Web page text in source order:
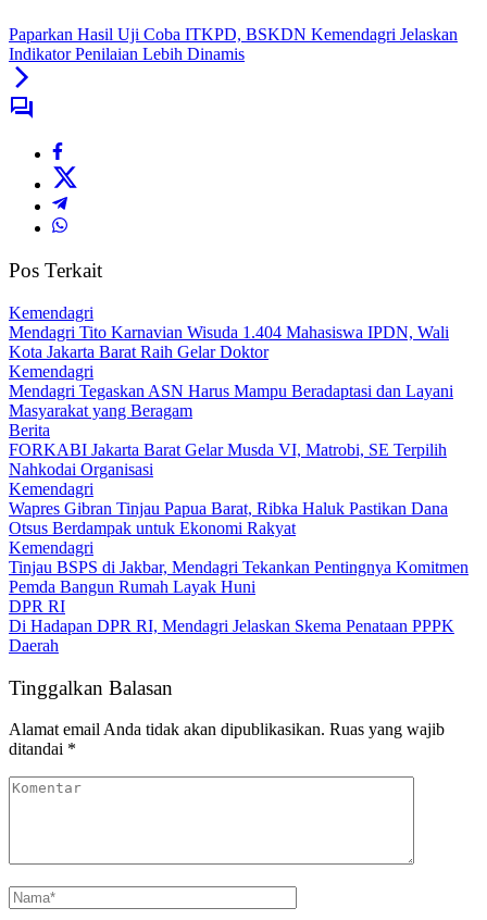
Paparkan Hasil Uji Coba ITKPD, BSKDN Kemendagri Jelaskan
Indikator Penilaian Lebih Dinamis
Pos Terkait
Kemendagri
Mendagri Tito Karnavian Wisuda 1.404 Mahasiswa IPDN, Wali
Kota Jakarta Barat Raih Gelar Doktor
Kemendagri
Mendagri Tegaskan ASN Harus Mampu Beradaptasi dan Layani
Masyarakat yang Beragam
Berita
FORKABI Jakarta Barat Gelar Musda VI, Matrobi, SE Terpilih
Nahkodai Organisasi
Kemendagri
Wapres Gibran Tinjau Papua Barat, Ribka Haluk Pastikan Dana
Otsus Berdampak untuk Ekonomi Rakyat
Kemendagri
Tinjau BSPS di Jakbar, Mendagri Tekankan Pentingnya Komitmen
Pemda Bangun Rumah Layak Huni
DPR RI
Di Hadapan DPR RI, Mendagri Jelaskan Skema Penataan PPPK
Daerah
Tinggalkan Balasan
Alamat email Anda tidak akan dipublikasikan. Ruas yang wajib
ditandai *